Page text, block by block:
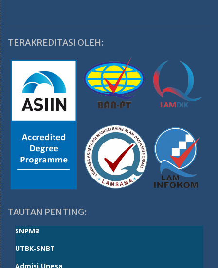
TERAKREDITASI OLEH:
TAUTAN PENTING:
SNPMB
UTBK-SNBT
Admisi Unesa